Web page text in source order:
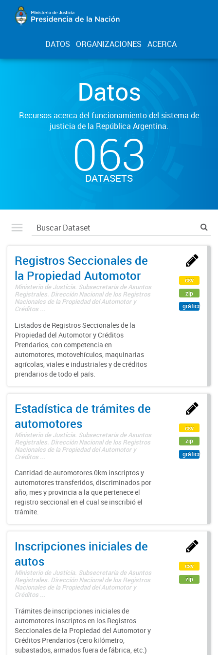
DATOS ORGANIZACIONES ACERCA
Datos
Recursos acerca del funcionamiento del sistema de
justicia de la República Argentina.
063
DATASETS
Registros Seccionales de
la Propiedad Automotor
Ministerio de Justicia. Subsecretaría de Asuntos
Registrales. Dirección Nacional de los Registros
Nacionales de la Propiedad del Automotor y
Créditos ...
Listados de Registros Seccionales de la
Propiedad del Automotor y Créditos
Prendarios, con competencia en
automotores, motovehículos, maquinarias
agrícolas, viales e industriales y de créditos
prendarios de todo el país.
csv
zip
gráfico
Estadística de trámites de
automotores
Ministerio de Justicia. Subsecretaría de Asuntos
Registrales. Dirección Nacional de los Registros
Nacionales de la Propiedad del Automotor y
Créditos ...
Cantidad de automotores 0km inscriptos y
automotores transferidos, discriminados por
año, mes y provincia a la que pertenece el
registro seccional en el cual se inscribió el
trámite.
csv
zip
gráfico
Inscripciones iniciales de
autos
Ministerio de Justicia. Subsecretaría de Asuntos
Registrales. Dirección Nacional de los Registros
Nacionales de la Propiedad del Automotor y
Créditos ...
Trámites de inscripciones iniciales de
automotores inscriptos en los Registros
Seccionales de la Propiedad del Automotor y
Créditos Prendarios (cero kilómetro,
subastados, armados fuera de fábrica, etc.)
csv
zip